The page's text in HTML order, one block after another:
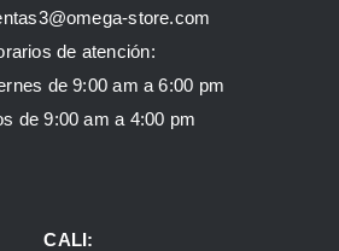
store.com
de atención:
de 9:00 am a 6:00 pm
de 9:00 am a 4:00 pm
CALI: